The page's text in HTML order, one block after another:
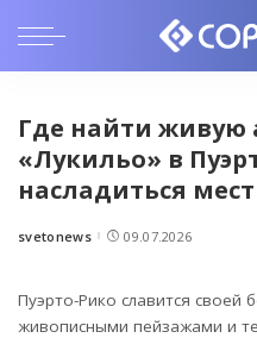
Где найти живую
«Лукильо» в
насладиться
Posted
svetonews 09.07.2026
Пуэрто-Рико славится своей
живописными пейзажами и